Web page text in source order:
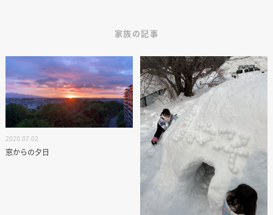
家族の記事
2020.07.02
窓からの夕日